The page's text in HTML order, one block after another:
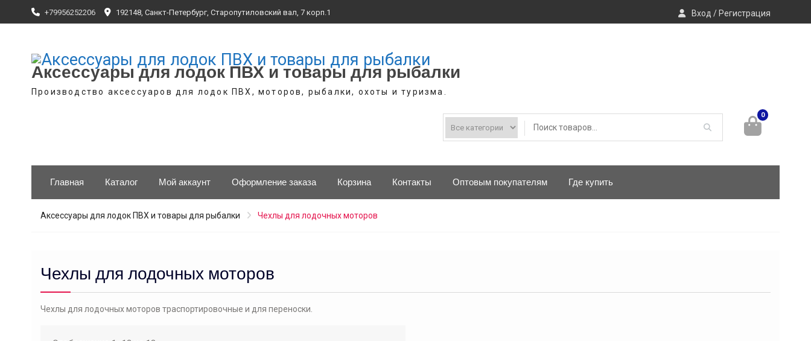
+79956252206 192148, Санкт-Петербург, Старопутиловский вал, 7 корп.1 Вход / Регистрация
Аксессуары для лодок ПВХ и товары для рыбалки
Производство аксессуаров для лодок ПВХ, моторов, рыбалки, охоты и туризма.
0
Главная Каталог Мой аккаунт Оформление заказа Корзина Контакты Оптовым покупателям Где купить
Аксессуары для лодок ПВХ и товары для рыбалки Чехлы для лодочных моторов
Чехлы для лодочных моторов
Чехлы для лодочных моторов траспортировочные и для переноски.